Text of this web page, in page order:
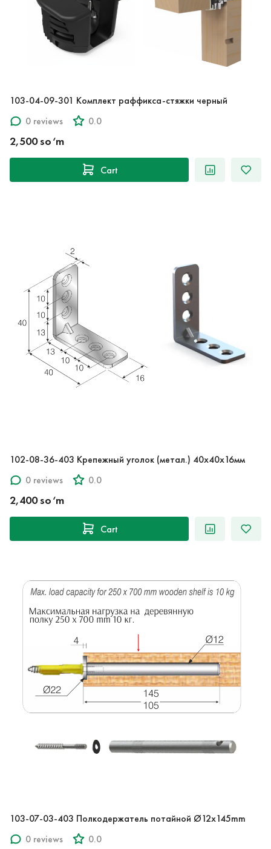
103-04-09-301 Комплект раффикса-стяжки черный
0 reviews
0.0
2,500 so‘m
Cart
102-08-36-403 Крепежный уголок (метал.) 40x40x16мм
0 reviews
0.0
2,400 so‘m
Cart
103-07-03-403 Полкодержатель потайной Ø12x145mm
0 reviews
0.0